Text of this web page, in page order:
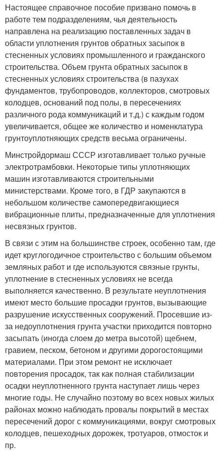
Настоящее справочное пособие призвано помочь в
работе тем подразделениям, чья деятельность
направлена на реализацию поставленных задач в
области уплотнения грунтов обратных засыпок в
стесненных условиях промышленного и гражданского
строительства. Объем грунта обратных засыпок в
стесненных условиях строительства (в пазухах
фундаментов, трубопроводов, коллекторов, смотровых
колодцев, оснований под полы, в пересечениях
различного рода коммуникаций и т.д.) с каждым годом
увеличивается, общее же количество и номенклатура
грунтоуплотняющих средств весьма ограничены.
Минстройдормаш СССР изготавливает только ручные
электротрамбовки. Некоторые типы уплотняющих
машин изготавливаются строительными
министерствами. Кроме того, в ГДР закупаются в
небольшом количестве самопередвигающиеся
вибрационные плиты, предназначенные для уплотнения
несвязных грунтов.
В связи с этим на большинстве строек, особенно там, где
идет круглогодичное строительство с большим объемом
земляных работ и где используются связные грунты,
уплотнение в стесненных условиях не всегда
выполняется качественно. В результате неуплотнения
имеют место большие просадки грунтов, вызывающие
разрушение искусственных сооружений. Просевшие из-
за недоуплотнения грунта участки приходится повторно
засыпать (иногда слоем до метра высотой) щебнем,
гравием, песком, бетоном и другими дорогостоящими
материалами. При этом ремонт не исключает
повторения просадок, так как полная стабилизации
осадки неуплотненного грунта наступает лишь через
многие годы. Не случайно поэтому во всех новых жилых
районах можно наблюдать провалы покрытий в местах
пересечений дорог с коммуникациями, вокруг смотровых
колодцев, пешеходных дорожек, тротуаров, отмосток и
пр.